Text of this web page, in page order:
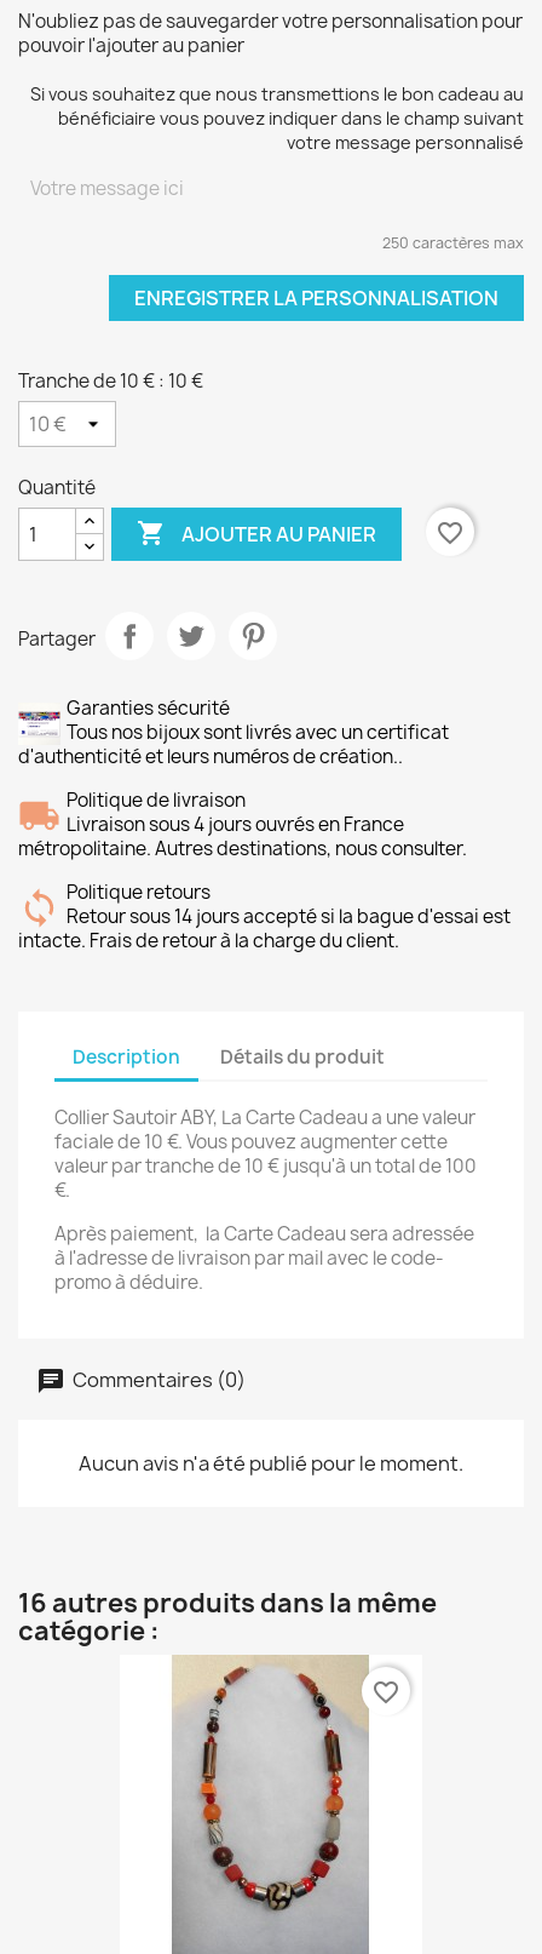
N'oubliez pas de sauvegarder votre personnalisation pour
pouvoir l'ajouter au panier
Si vous souhaitez que nous transmettions le bon cadeau au
bénéficiaire vous pouvez indiquer dans le champ suivant
votre message personnalisé
250 caractères max
ENREGISTRER LA PERSONNALISATION
Tranche de 10 € : 10 €
Quantité
 AJOUTER AU PANIER favorite_border
Partager
Garanties sécurité
Tous nos bijoux sont livrés avec un certificat
d'authenticité et leurs numéros de création..
Politique de livraison
Livraison sous 4 jours ouvrés en France
métropolitaine. Autres destinations, nous consulter.
Politique retours
Retour sous 14 jours accepté si la bague d'essai est
intacte. Frais de retour à la charge du client.
Description Détails du produit
Collier Sautoir ABY, La Carte Cadeau a une valeur
faciale de 10 €. Vous pouvez augmenter cette
valeur par tranche de 10 € jusqu'à un total de 100
€.
Après paiement, la Carte Cadeau sera adressée
à l'adresse de livraison par mail avec le code-
promo à déduire.
Commentaires (0)
Aucun avis n'a été publié pour le moment.
16 autres produits dans la même
catégorie :
favorite_border